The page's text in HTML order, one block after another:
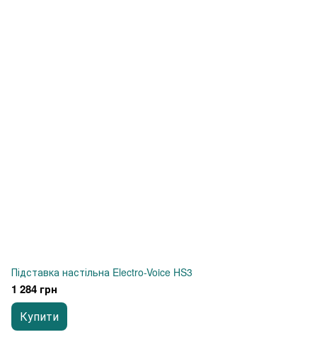
Підставка настільна Electro-Voice HS3
1 284 грн
Купити